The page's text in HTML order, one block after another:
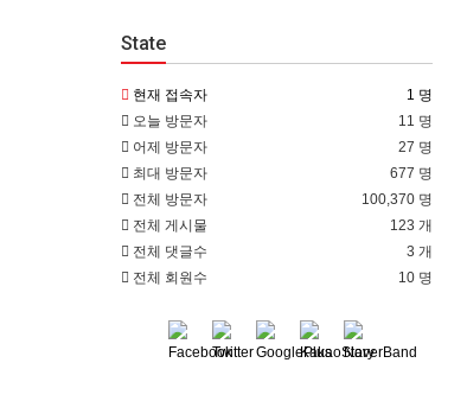
State
현재 접속자
1 명
오늘 방문자
11 명
어제 방문자
27 명
최대 방문자
677 명
전체 방문자
100,370 명
전체 게시물
123 개
전체 댓글수
3 개
전체 회원수
10 명